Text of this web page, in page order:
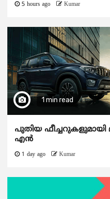
5 hours ago Kumar
1 min read
പുതിയ ഫീച്ചറുകളുമായി
എൻ
1 day ago Kumar